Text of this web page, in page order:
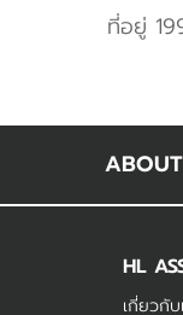
ที่อยู่
HL
เกี่ยวกับ